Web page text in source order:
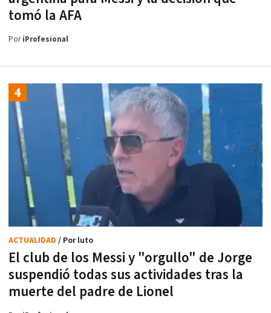
tomó la AFA
PoriProfesional
El club de los Messi y "orgullo" de Jorge
suspendió todas sus actividades tras la
muerte del padre de Lionel
ACTUALIDAD / Por luto